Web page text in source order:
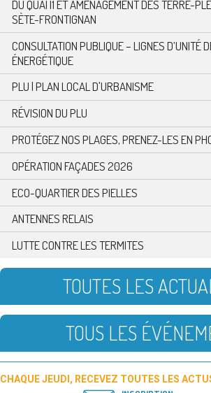
DU QUAI I1 ET AMÉNAGEMENT DES TERRE-
SÈTE-FRONTIGNAN
CONSULTATION PUBLIQUE – LIGNES D’UNITÉ
ÉNERGÉTIQUE
PLU | PLAN LOCAL D'URBANISME
RÉVISION DU PLU
PROTÉGEZ NOS PLAGES, PRENEZ-LES EN
OPÉRATION FAÇADES 2026
ECO-QUARTIER DES PIELLES
ANTENNES RELAIS
LUTTE CONTRE LES TERMITES
TOUTES LES
TOUS LES
CHAQUE JEUDI, RECEVEZ TOUTES LES